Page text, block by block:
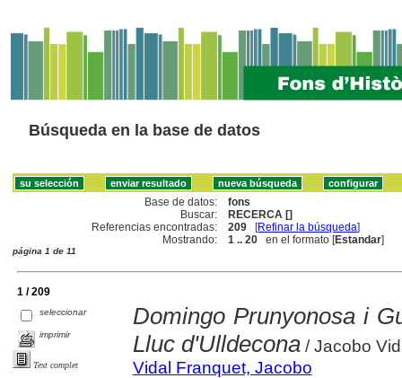
Búsqueda en la base de datos
Base de datos:
fons
Buscar:
RECERCA []
Referencias encontradas:
209 [Refinar la búsqueda]
Mostrando:
1 .. 20 en el formato [Estandar]
página 1 de 11
1 / 209
seleccionar
imprimir
Text complet
Domingo Prunyonosa i
Lluc d'Ulldecona/ Jacobo
Vidal Franquet, Jacobo